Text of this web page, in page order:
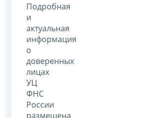
Подробная
и
актуальная
информация
о
доверенных
лицах
УЦ
ФНС
России
размещена